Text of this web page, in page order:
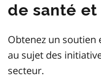
de santé
Obtenez un soutien
au sujet des
secteur.